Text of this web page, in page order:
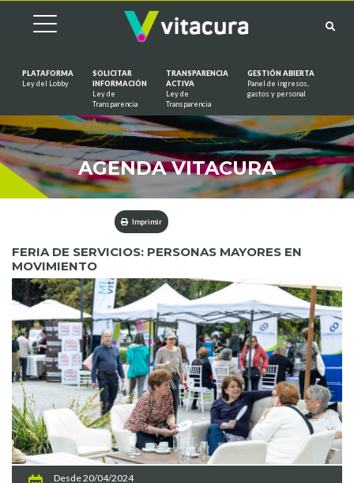
PLATAFORMA
Ley del Lobby
SOLICITAR
INFORMACIÓN
Ley de
Transparencia
TRANSPARENCIA
ACTIVA
Ley de
Transparencia
GESTIÓN ABIERTA
Panel de ingresos,
gastos y personal
AGENDA VITACURA
Imprimir
FERIA DE SERVICIOS: PERSONAS MAYORES EN
MOVIMIENTO
Desde 20/04/2024